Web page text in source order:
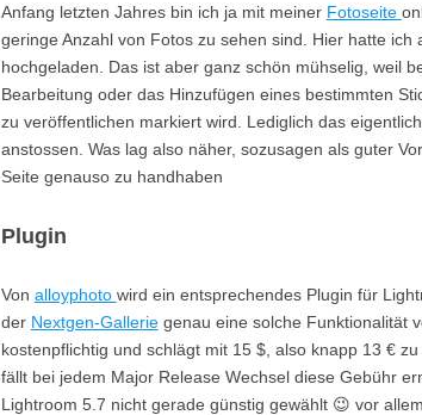
Anfang letzten Jahres bin ich ja mit meiner Fotoseite
geringe Anzahl von Fotos zu sehen sind. Hier hatte
hochgeladen. Das ist aber ganz schön mühselig, weil
Bearbeitung oder das Hinzufügen eines bestimmten
zu veröffentlichen markiert wird. Lediglich das
anstossen. Was lag also näher, sozusagen als guter
Seite genauso zu handhaben
Plugin
Von alloyphoto wird ein entsprechendes Plugin für
der Nextgen-Galleriegenau eine solche Funktionalität
kostenpflichtig und schlägt mit 15 $, also knapp 13 €
fällt bei jedem Major Release Wechsel diese Gebühr
Lightroom 5.7 nicht gerade günstig gewählt 😉 vor